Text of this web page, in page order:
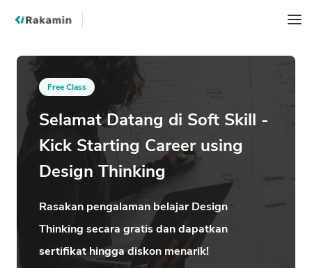
Free Class
Selamat Datang di Soft Skill -
Kick Starting Career using
Design Thinking
Rasakan pengalaman belajar Design
Thinking secara gratis dan dapatkan
sertifikat hingga diskon menarik!